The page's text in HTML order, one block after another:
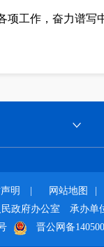
项工作，奋力谱写
明 网站地图
政府办公室
承办单
晋公网备